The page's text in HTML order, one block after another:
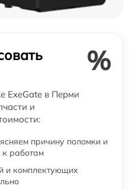
%
ExeGate в Перми
и
причину поломки и
к работам
и комплектующих